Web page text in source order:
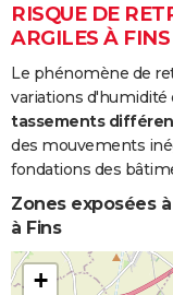
RISQUE DE
ARGILES À FINS
Le phénomène de
variations d'humidité
tassements
des mouvements
fondations des
Zones exposées
à Fins
+